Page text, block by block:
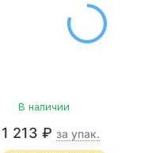
В наличии
1 213 ₽ за упак.